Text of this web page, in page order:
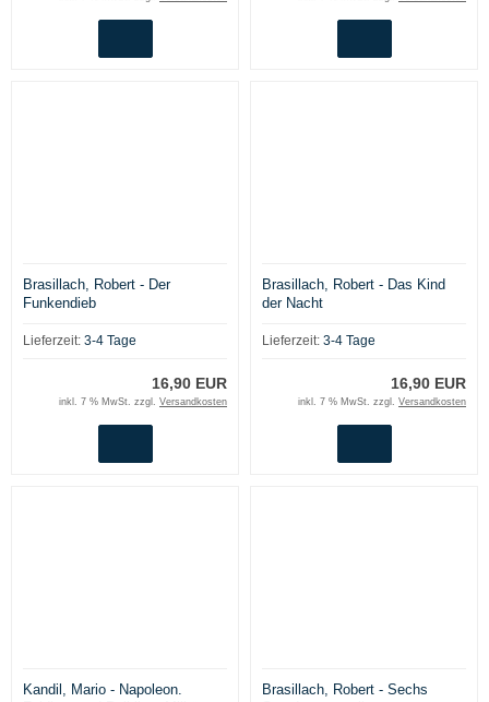
Brasillach, Robert - Der
Funkendieb
Lieferzeit: 3-4 Tage
16,90 EUR
inkl. 7 % MwSt. zzgl. Versandkosten
Brasillach, Robert - Das Kind
der Nacht
Lieferzeit: 3-4 Tage
16,90 EUR
inkl. 7 % MwSt. zzgl. Versandkosten
Kandil, Mario - Napoleon.
Brasillach, Robert - Sechs